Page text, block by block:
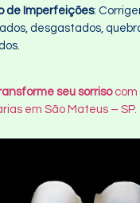
de Imperfeições:
desgastados,
seu sorrisocom
em São Mateus – SP.